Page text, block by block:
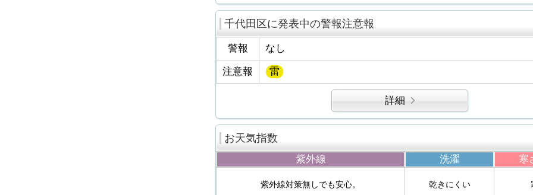
千代田区に発表中の警報注意報
警報 なし
注意報 雷
詳細
お天気指数
紫外線 洗濯 寒
紫外線対策無しでも安心。 乾きにくい